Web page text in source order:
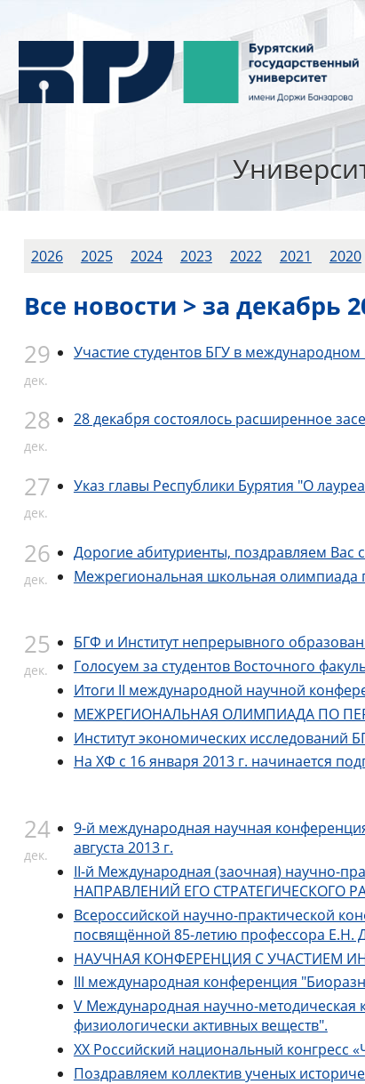
2026 2025 2024 2023 2022 2021 2020
Все новости > за декабрь
29
дек.
Участие студентов БГУ в
28
дек.
28 декабря состоялось расширенное
27
дек.
Указ главы Республики Бурятия "О
26
дек.
Дорогие абитуриенты, поздравляем Вас
Межрегиональная школьная олимпиада
25
дек.
БГФ и Институт непрерывного
Голосуем за студентов Восточного
Итоги II международной научной
МЕЖРЕГИОНАЛЬНАЯ ОЛИМПИАДА ПО
Институт экономических исследований
На ХФ с 16 января 2013 г. начинается
24
дек.
9-й международная научная
августа 2013 г.
II-й Международная (заочная)
НАПРАВЛЕНИЙ ЕГО СТРАТЕГИЧЕСКОГО
Всероссийской научно-практической
посвящённой 85-летию профессора Е.Н.
НАУЧНАЯ КОНФЕРЕНЦИЯ С УЧАСТИЕМ
III международная конференция
V Международная научно-
физиологически активных веществ".
XX Российский национальный конгресс
Поздравляем коллектив ученых